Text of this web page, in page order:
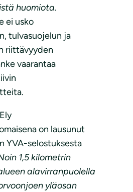
huomiota.
ei usko
tulvasuojelun ja
riittävyyden
vaarantaa
on lausunut
YVA-selostuksesta
1,5 kilometrin
alavirranpuolella
yläosan